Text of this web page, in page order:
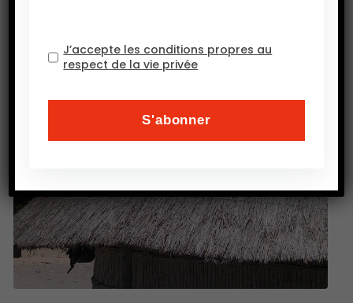
J’accepte les conditions propres au
respect de la vie privée